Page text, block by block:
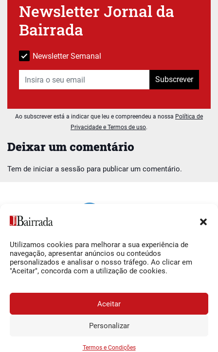
Utilizamos cookies para melhorar a sua experiência de
navegação, apresentar anúncios ou conteúdos
personalizados e analisar o nosso tráfego. Ao clicar em
"Aceitar", concorda com a utilização de cookies.
Aceitar
Personalizar
Termos e Condições
Deixar um comentário
Tem de iniciar a sessão para publicar um comentário.
Newsletter Jornal da
Bairrada
Newsletter Semanal
Subscrever
Ao subscrever está a indicar que leu e compreendeu a nossa Política de
Privacidade e Termos de uso.
0,34€/semana
Siga-nos
Facebook
O Jornal da Bairrada
Contactos
Termos e Condições
© 2026 Jornal da Bairrada